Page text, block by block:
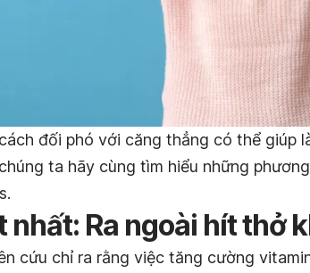
đối phó với căng thẳng có thể giúp
ta hãy cùng tìm hiểu những
nhất: Ra ngoài hít thở
cứu chỉ ra rằng việc tăng cường